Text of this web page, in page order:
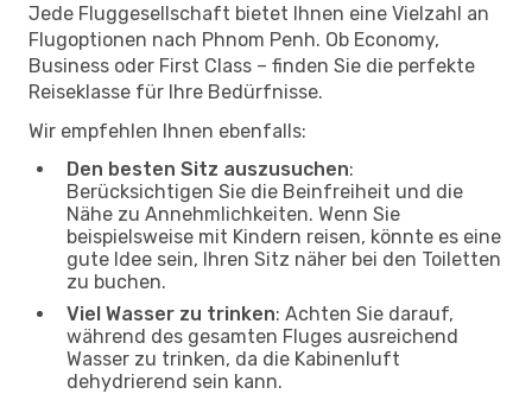
Jede Fluggesellschaft bietet Ihnen eine Vielzahl an
Flugoptionen nach Phnom Penh. Ob Economy,
Business oder First Class – finden Sie die perfekte
Reiseklasse für Ihre Bedürfnisse.
Wir empfehlen Ihnen ebenfalls:
Den besten Sitz auszusuchen:
Berücksichtigen Sie die Beinfreiheit und die
Nähe zu Annehmlichkeiten. Wenn Sie
beispielsweise mit Kindern reisen, könnte es eine
gute Idee sein, Ihren Sitz näher bei den Toiletten
zu buchen.
Viel Wasser zu trinken: Achten Sie darauf,
während des gesamten Fluges ausreichend
Wasser zu trinken, da die Kabinenluft
dehydrierend sein kann.